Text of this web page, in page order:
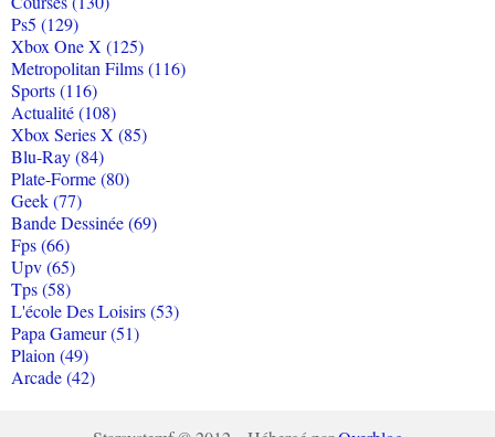
Ps5 (129)
Xbox One X (125)
Metropolitan Films (116)
Sports (116)
Actualité (108)
Xbox Series X (85)
Blu-Ray (84)
Plate-Forme (80)
Geek (77)
Bande Dessinée (69)
Fps (66)
Upv (65)
Tps (58)
L'école Des Loisirs (53)
Papa Gameur (51)
Plaion (49)
Arcade (42)